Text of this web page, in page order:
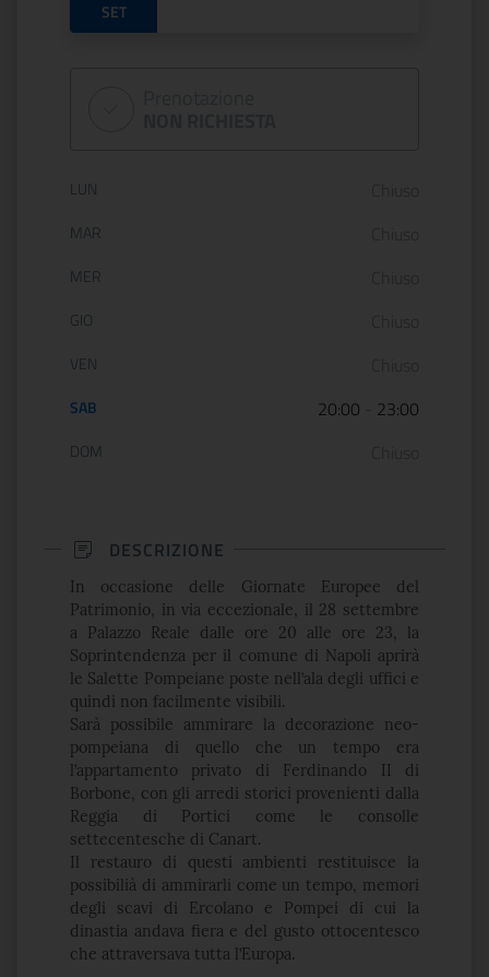
SET
Orario di apertura:
LUN
MAR
MER
GIO
VEN
SAB 20:00 23:00
DOM
DESCRIZIONE
In occasione delle Giornate Europee del
Patrimonio, in via eccezionale, il 28 settembre
a Palazzo Reale dalle ore 20 alle ore 23, la
Soprintendenza per il comune di Napoli aprirà
le Salette Pompeiane poste nell’ala degli uffici e
quindi non facilmente visibili.
Sarà possibile ammirare la decorazione neo-
pompeiana di quello che un tempo era
l’appartamento privato di Ferdinando II di
Borbone, con gli arredi storici provenienti dalla
Reggia di Portici come le consolle
settecentesche di Canart.
Il restauro di questi ambienti restituisce la
possibilià di ammirarli come un tempo, memori
degli scavi di Ercolano e Pompei di cui la
dinastia andava fiera e del gusto ottocentesco
che attraversava tutta l’Europa.